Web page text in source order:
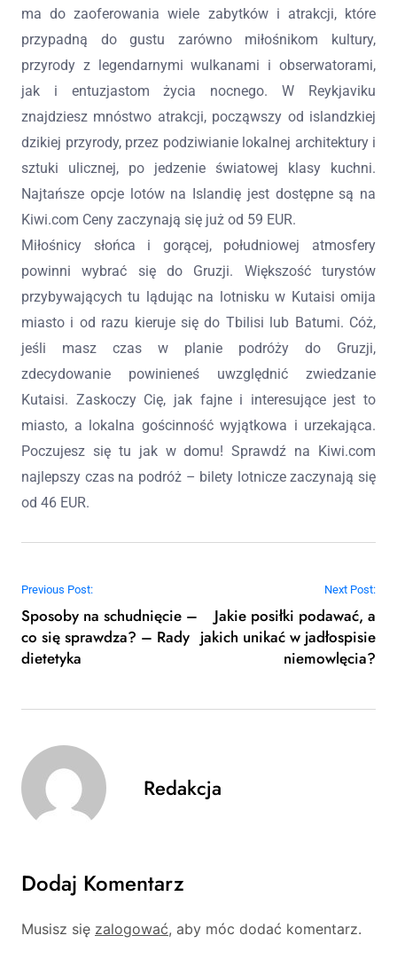
ma do zaoferowania wiele zabytków i atrakcji, które
przypadną do gustu zarówno miłośnikom kultury,
przyrody z legendarnymi wulkanami i obserwatorami,
jak i entuzjastom życia nocnego. W Reykjaviku
znajdziesz mnóstwo atrakcji, począwszy od islandzkiej
dzikiej przyrody, przez podziwianie lokalnej architektury i
sztuki ulicznej, po jedzenie światowej klasy kuchni.
Najtańsze opcje lotów na Islandię jest dostępne są na
Kiwi.com Ceny zaczynają się już od 59 EUR.
Miłośnicy słońca i gorącej, południowej atmosfery
powinni wybrać się do Gruzji. Większość turystów
przybywających tu lądując na lotnisku w Kutaisi omija
miasto i od razu kieruje się do Tbilisi lub Batumi. Cóż,
jeśli masz czas w planie podróży do Gruzji,
zdecydowanie powinieneś uwzględnić zwiedzanie
Kutaisi. Zaskoczy Cię, jak fajne i interesujące jest to
miasto, a lokalna gościnność wyjątkowa i urzekająca.
Poczujesz się tu jak w domu! Sprawdź na Kiwi.com
najlepszy czas na podróż – bilety lotnicze zaczynają się
od 46 EUR.
Nawigacja wpisu
Previous Post:
Sposoby na schudnięcie –
co się sprawdza? – Rady
dietetyka
Next Post:
Jakie posiłki podawać, a
jakich unikać w jadłospisie
niemowlęcia?
Redakcja
Dodaj Komentarz
Musisz się zalogować, aby móc dodać komentarz.